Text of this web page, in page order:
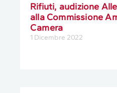
Rifiuti, audizione
alla Commissione
Camera
1 Dicembre 2022